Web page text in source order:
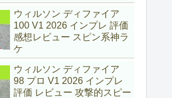
ウィルソン ディファイア
100 V1 2026 インプレ 評価
感想レビュー スピン系神ラ
ケ
ウィルソン ディファイア
98 プロ V1 2026 インプレ
評価 レビュー 攻撃的スピー